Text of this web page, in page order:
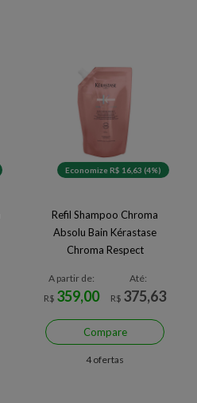
Economize R$ 16,63 (4%)
Refil Shampoo Chroma
Absolu Bain Kérastase
Chroma Respect
A partir de:
R$ 359,00
Até:
R$ 375,63
Compare
4 ofertas